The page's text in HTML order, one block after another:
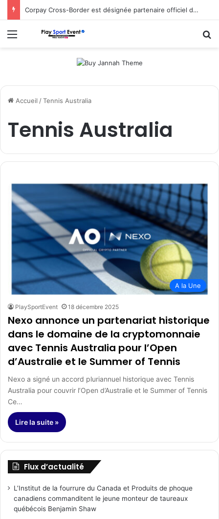
Corpay Cross-Border est désignée partenaire officiel de change d’Ultimate Sevens
Menu
Accueil /Tennis Australia
Tennis Australia
A la Une
PlaySportEvent 18 décembre 2025
Nexo annonce un partenariat historique
dans le domaine de la cryptomonnaie
avec Tennis Australia pour l’Open
d’Australie et le Summer of Tennis
Nexo a signé un accord pluriannuel historique avec Tennis
Australia pour couvrir l’Open d’Australie et le Summer of Tennis
Ce…
Lire la suite »
Flux d’actualité
L’Institut de la fourrure du Canada et Produits de phoque
canadiens commanditent le jeune monteur de taureaux
québécois Benjamin Shaw